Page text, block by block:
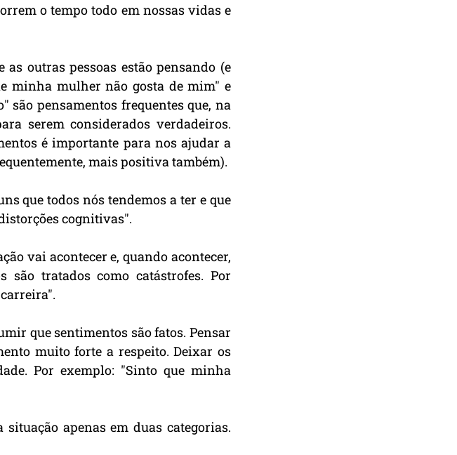
o tempo todo em nossas vidas e
outras pessoas estão pensando (e
minha mulher não gosta de mim" e
são pensamentos frequentes que, na
serem considerados verdadeiros.
é importante para nos ajudar a
mais positiva também).
que todos nós tendemos a ter e que
cognitivas".
vai acontecer e, quando acontecer,
são tratados como catástrofes. Por
que sentimentos são fatos. Pensar
muito forte a respeito. Deixar os
Por exemplo: "Sinto que minha
situação apenas em duas categorias.